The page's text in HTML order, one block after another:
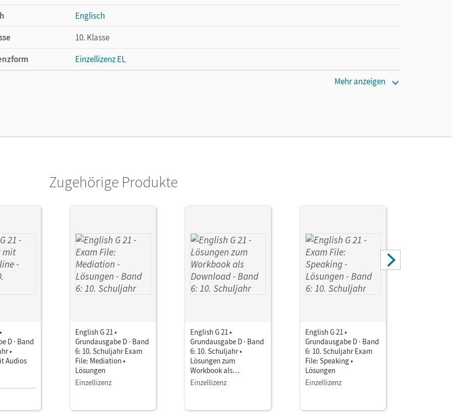
Englisch
10. Klasse
Einzellizenz EL
Mehr anzeigen
Zugehörige Produkte
D · Band
•
Audios
English G 21 •
Grundausgabe D · Band
6: 10. Schuljahr Exam
File: Mediation •
Lösungen
Einzellizenz
English G 21 •
Grundausgabe D · Band
6: 10. Schuljahr •
Lösungen zum
Workbook als
Download
Einzellizenz
English G 21 •
Grundausgabe D · Band
6: 10. Schuljahr Exam
File: Speaking •
Lösungen
Einzellizenz